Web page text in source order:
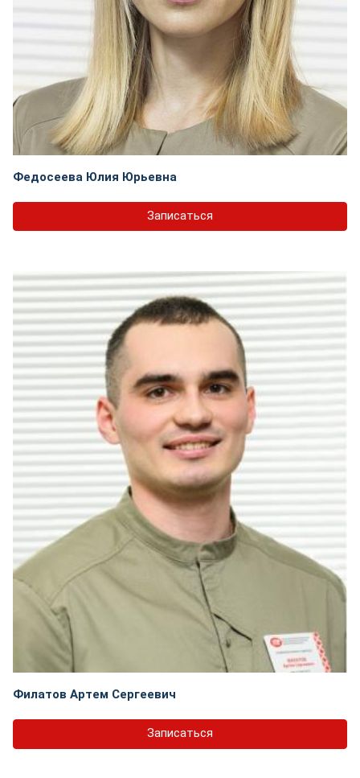
Федосеева Юлия Юрьевна
Записаться
Филатов Артем Сергеевич
Записаться